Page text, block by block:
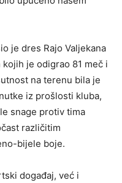
je dres Rajo Valjekana
je odigrao 81 meč i
na terenu bila je
iz prošlosti kluba,
snage protiv tima
različitim
bijele boje.
događaj, već i